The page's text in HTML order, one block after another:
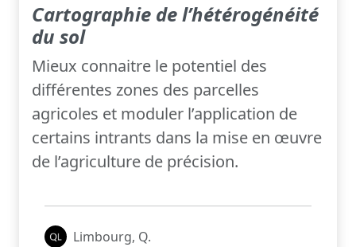
Cartographie de l’hétérogénéité
du sol
Mieux connaitre le potentiel des
différentes zones des parcelles
agricoles et moduler l’application de
certains intrants dans la mise en œuvre
de l’agriculture de précision.
Limbourg, Q.